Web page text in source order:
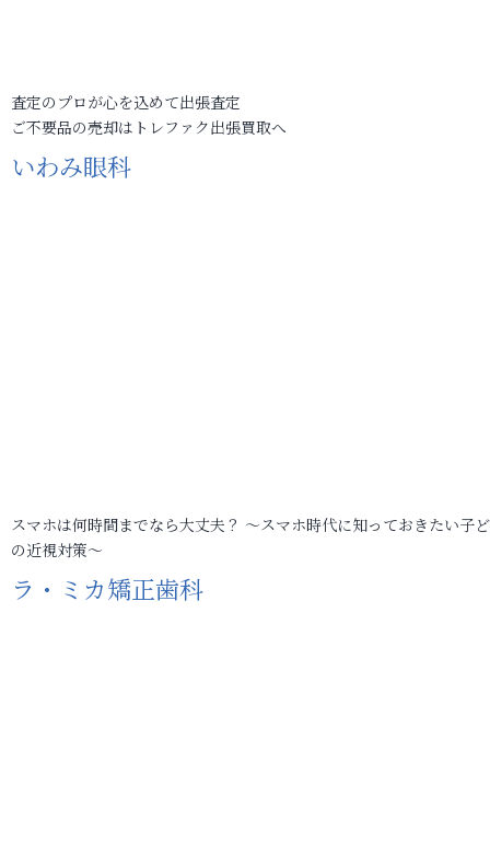
査定のプロが心を込めて出張査定
ご不要品の売却はトレファク出張買取へ
いわみ眼科
スマホは何時間までなら大丈夫？ ～スマホ時代に知っておきたい子
の近視対策～
ラ・ミカ矯正歯科